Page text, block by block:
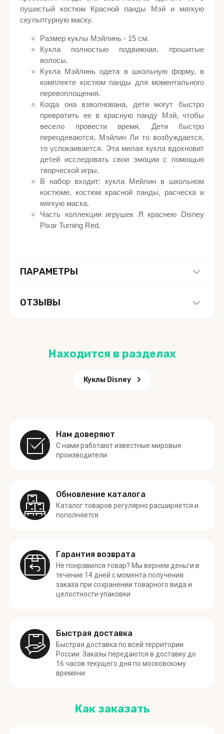
пушистый костюм Красной панды Мэй и мягкую
скульптурную маску.
Размер куклы Мэйлинь - 15 см.
Кукла полностью подвижная, прошитые
волосы.
Кукла Мэйлинь одета в школьную форму, в
комплекте костюм панды для моментального
перевоплощения.
Когда она взволнована, дети могут быстро
превратить ее в красную панду Мэй, чтобы
весело провести время. Дети быстро
переодеваются, Мэйлин Ли то возбуждается,
то успокаивается. Эта милая кукла вдохновит
детей исследовать свои эмоции с помощью
творческой игры.
В набор входит: кукла Мейлин в школьном
костюме, костюм красной панды, расческа и
мягкую маска.
Часть коллекции игрушек Я краснею Disney
Pixar Turning Red.
ПАРАМЕТРЫ
ОТЗЫВЫ
Находится в разделах
Куклы Disney
Нам доверяют
С нами работают известные мировые
производители
Обновление каталога
Каталог товаров регулярно расширяется и
пополняется
Гарантия возврата
Не понравился товар? Мы вернем деньги в
течение 14 дней с момента получения
заказа при сохранении товарного вида и
целостности упаковки
Быстрая доставка
Быстрая доставка по всей территории
России. Заказы передаются в доставку до
16 часов текущего дня по московскому
времени
Как заказать